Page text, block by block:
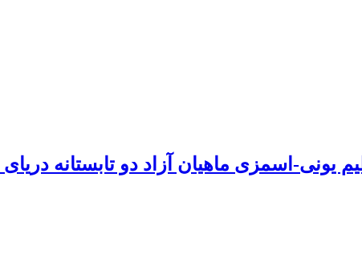
یونی-اسمزی ماهیان آزاد دو تابستانه دریای